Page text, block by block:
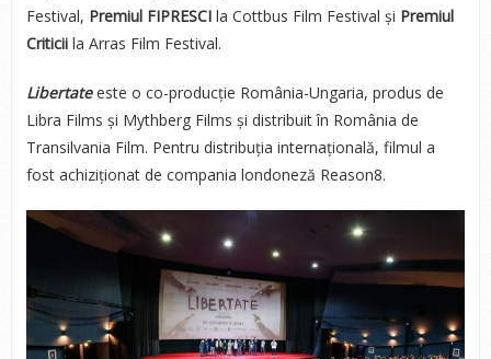
Festival, Premiul FIPRESCIla Cottbus Film Festival și Premiul
Criticiila Arras Film Festival.
Libertateeste o co-producție România-Ungaria, produs de
Libra Films și Mythberg Films și distribuit în România de
Transilvania Film. Pentru distribuția internațională, filmul a
fost achiziționat de compania londoneză Reason8.